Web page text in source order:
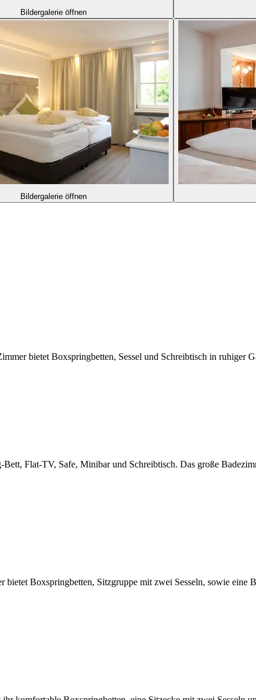
Bildergalerie öffnen
Bildergalerie öffnen
bietet Boxspringbetten, Sessel und Schreibtisch in ruhiger
Flat-TV, Safe, Minibar und Schreibtisch. Das große
Boxspringbetten, Sitzgruppe mit zwei Sesseln, sowie eine